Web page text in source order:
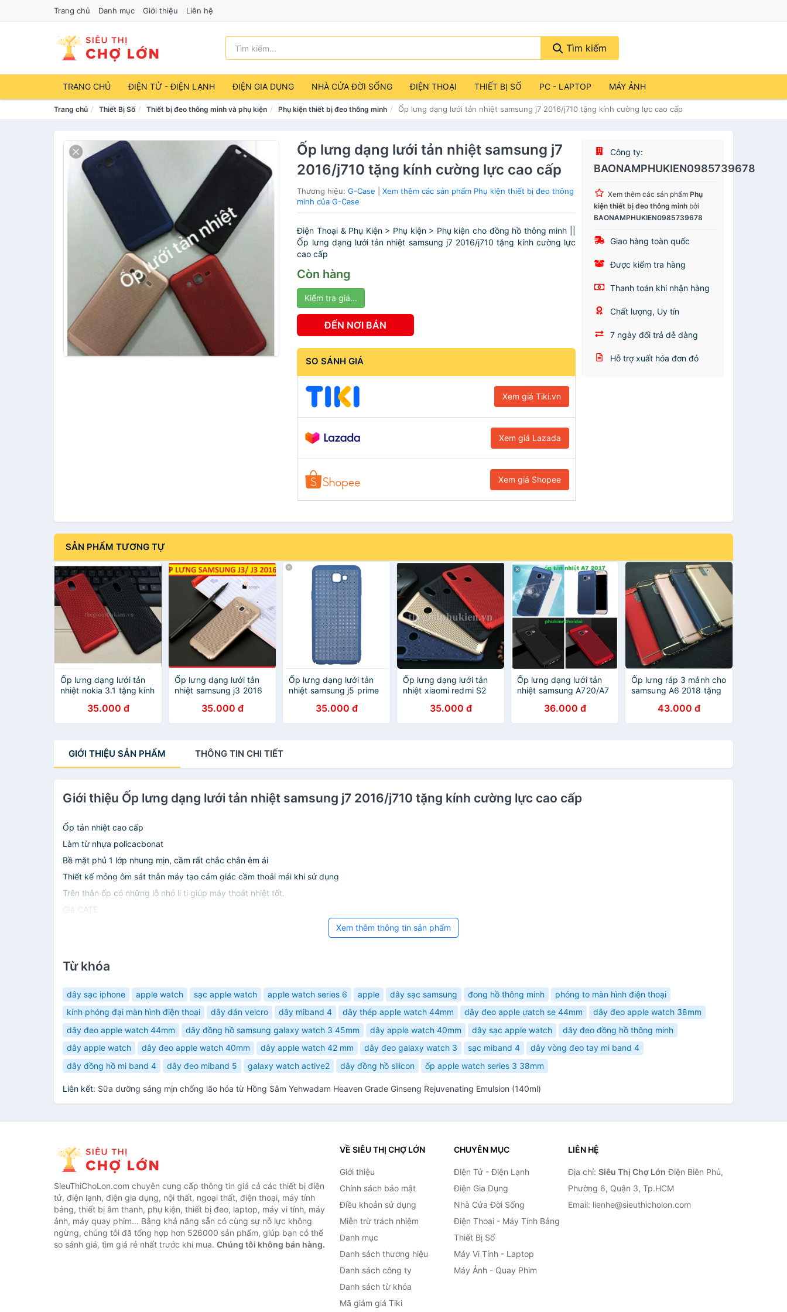
Trang chủ Danh mục Giới thiệu Liên hệ
Tìm kiếm
TRANG CHỦ ĐIỆN TỬ - ĐIỆN LẠNH ĐIỆN GIA DỤNG NHÀ CỬA ĐỜI SỐNG ĐIỆN THOẠI THIẾT BỊ SỐ PC - LAPTOP MÁY ẢNH
Trang chủ Thiết Bị Số Thiết bị đeo thông minh và phụ kiện Phụ kiện thiết bị đeo thông minh Ốp lưng dạng lưới tản nhiệt samsung j7 2016/j710 tặng kính cường lực cao cấp
Ốp lưng dạng lưới tản nhiệt samsung j7
2016/j710 tặng kính cường lực cao cấp
Thương hiệu:G-Case |Xem thêm các sản phẩm Phụ kiện thiết bị đeo thông
minh của G-Case
Điện Thoại & Phụ Kiện > Phụ kiện > Phụ kiện cho đồng hồ thông minh ||
Ốp lưng dạng lưới tản nhiệt samsung j7 2016/j710 tặng kính cường lực
cao cấp
Còn hàng
Kiểm tra giá...
ĐẾN NƠI BÁN
SO SÁNH GIÁ
Xem giá Tiki.vn
Xem giá Lazada
Xem giá Shopee
Công ty:
BAONAMPHUKIEN0985739678
Xem thêm các sản phẩmPhụ
kiện thiết bị đeo thông minh bởi
BAONAMPHUKIEN0985739678
Giao hàng toàn quốc
Được kiểm tra hàng
Thanh toán khi nhận hàng
Chất lượng, Uy tín
7 ngày đổi trả dễ dàng
Hỗ trợ xuất hóa đơn đỏ
SẢN PHẨM TƯƠNG TỰ
Ốp lưng dạng lưới tản
nhiệt nokia 3.1 tặng kính
35.000 đ
Ốp lưng dạng lưới tản
nhiệt samsung j3 2016
35.000 đ
Ốp lưng dạng lưới tản
nhiệt samsung j5 prime
35.000 đ
Ốp lưng dạng lưới tản
nhiệt xiaomi redmi S2
35.000 đ
Ốp lưng dạng lưới tản
nhiệt samsung A720/A7
lực cao cấp36.000 đ
Ốp lưng ráp 3 mảnh cho
samsung A6 2018 tặng
43.000 đ
GIỚI THIỆU SẢN PHẨM THÔNG TIN CHI TIẾT
Giới thiệu Ốp lưng dạng lưới tản nhiệt samsung j7 2016/j710 tặng kính cường lực cao cấp
Ốp tản nhiệt cao cấp
Làm từ nhựa policacbonat
Bề mặt phủ 1 lớp nhung mịn, cầm rất chắc chắn êm ái
Thiết kế mỏng ôm sát thân máy tạo cảm giác cầm thoải mái khi sử dụng
Trên thân ốp có những lỗ nhỏ li ti giúp máy thoát nhiệt tốt.
Giá CATE
Xem thêm thông tin sản phẩm
Từ khóa
dây sạc iphone apple watch sạc apple watch apple watch series 6 apple dây sạc samsung đong hồ thông minh
phóng to màn hình điện thoại
kính phóng đại màn hình điện thoại
dây dán velcro dây miband 4 dây thép apple watch 44mm dây đeo apple ưatch se 44mm
dây đeo apple watch 38mm
dây đeo apple watch 44mm
dây đồng hồ samsung galaxy watch 3 45mm dây apple watch 40mm dây sạc apple watch
dây đeo đồng hồ thông minh
dây apple watch
dây đeo apple watch 40mm dây apple watch 42 mm dây đeo galaxy watch 3 sạc miband 4
dây vòng đeo tay mi band 4
dây đồng hồ mi band 4
dây đeo miband 5 galaxy watch active2 dây đồng hồ silicon ốp apple watch series 3 38mm
Liên kết: Sữa dưỡng sáng mịn chống lão hóa từ Hồng Sâm Yehwadam Heaven Grade Ginseng Rejuvenating Emulsion (140ml)
SieuThiChoLon.com chuyên cung cấp thông tin giá cả các thiết bị điện
tử, điện lạnh, điện gia dụng, nội thất, ngoại thất, điện thoại, máy tính
bảng, thiết bị âm thanh, phụ kiện, thiết bị đeo, laptop, máy vi tính, máy
ảnh, máy quay phim... Bằng khả năng sẵn có cùng sự nỗ lực không
ngừng, chúng tôi đã tổng hợp hơn 526000 sản phẩm, giúp bạn có thể
so sánh giá, tìm giá rẻ nhất trước khi mua. Chúng tôi không bán hàng.
VỀ SIÊU THỊ CHỢ LỚN
Giới thiệu
Chính sách bảo mật
Điều khoản sử dụng
Miễn trừ trách nhiệm
Danh mục
Danh sách thương hiệu
Danh sách công ty
Danh sách từ khóa
Mã giảm giá Tiki
CHUYÊN MỤC
Điện Tử - Điện Lạnh
Điện Gia Dụng
Nhà Cửa Đời Sống
Điện Thoại - Máy Tính Bảng
Thiết Bị Số
Máy Vi Tính - Laptop
Máy Ảnh - Quay Phim
LIÊN HỆ
Địa chỉ: Siêu Thị Chợ Lớn Điện Biên Phủ,
Phường 6, Quận 3, Tp.HCM
Email: lienhe@sieuthicholon.com